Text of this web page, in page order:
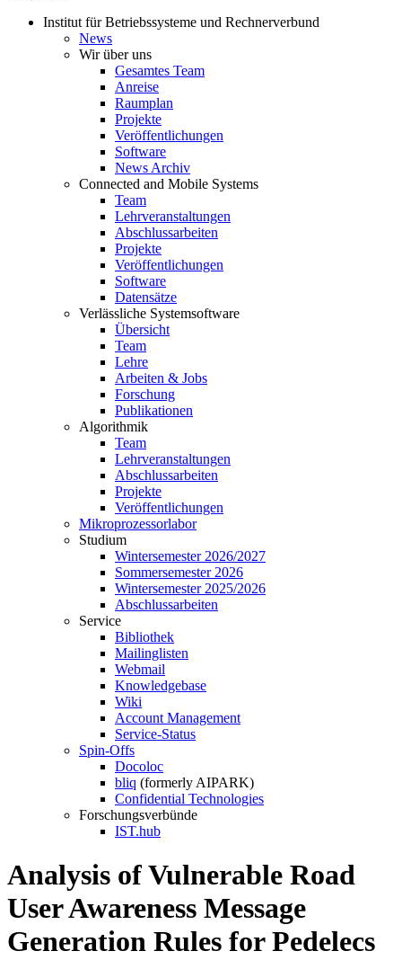
Institut für Betriebssysteme und Rechnerverbund
News
Wir über uns
Gesamtes Team
Anreise
Raumplan
Projekte
Veröffentlichungen
Software
News Archiv
Connected and Mobile Systems
Team
Lehrveranstaltungen
Abschlussarbeiten
Projekte
Veröffentlichungen
Software
Datensätze
Verlässliche Systemsoftware
Übersicht
Team
Lehre
Arbeiten & Jobs
Forschung
Publikationen
Algorithmik
Team
Lehrveranstaltungen
Abschlussarbeiten
Projekte
Veröffentlichungen
Mikroprozessorlabor
Studium
Wintersemester 2026/2027
Sommersemester 2026
Wintersemester 2025/2026
Abschlussarbeiten
Service
Bibliothek
Mailinglisten
Webmail
Knowledgebase
Wiki
Account Management
Service-Status
Spin-Offs
Docoloc
bliq (formerly AIPARK)
Confidential Technologies
Forschungsverbünde
IST.hub
Analysis of Vulnerable Road
User Awareness Message
Generation Rules for Pedelecs